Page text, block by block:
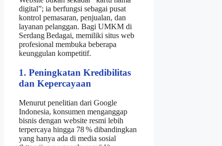
digital”; ia berfungsi sebagai pusat
kontrol pemasaran, penjualan, dan
layanan pelanggan. Bagi UMKM di
Serdang Bedagai, memiliki situs web
profesional membuka beberapa
keunggulan kompetitif.
1. Peningkatan Kredibilitas
dan Kepercayaan
Menurut penelitian dari Google
Indonesia, konsumen menganggap
bisnis dengan website resmi lebih
terpercaya hingga 78 % dibandingkan
yang hanya ada di media sosial